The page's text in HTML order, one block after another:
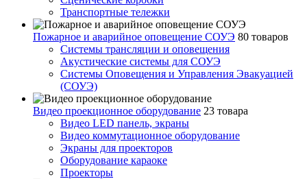
Транспортные тележки
Пожарное и аварийное оповещение СОУЭ 80 товаров
Cистемы трансляции и оповещения
Акустические системы для СОУЭ
Системы Оповещения и Управления Эвакуацией
(СОУЭ)
Видео проекционное оборудование 23 товара
Видео LED панель, экраны
Видео коммутационное оборудование
Экраны для проекторов
Оборудование караоке
Проекторы